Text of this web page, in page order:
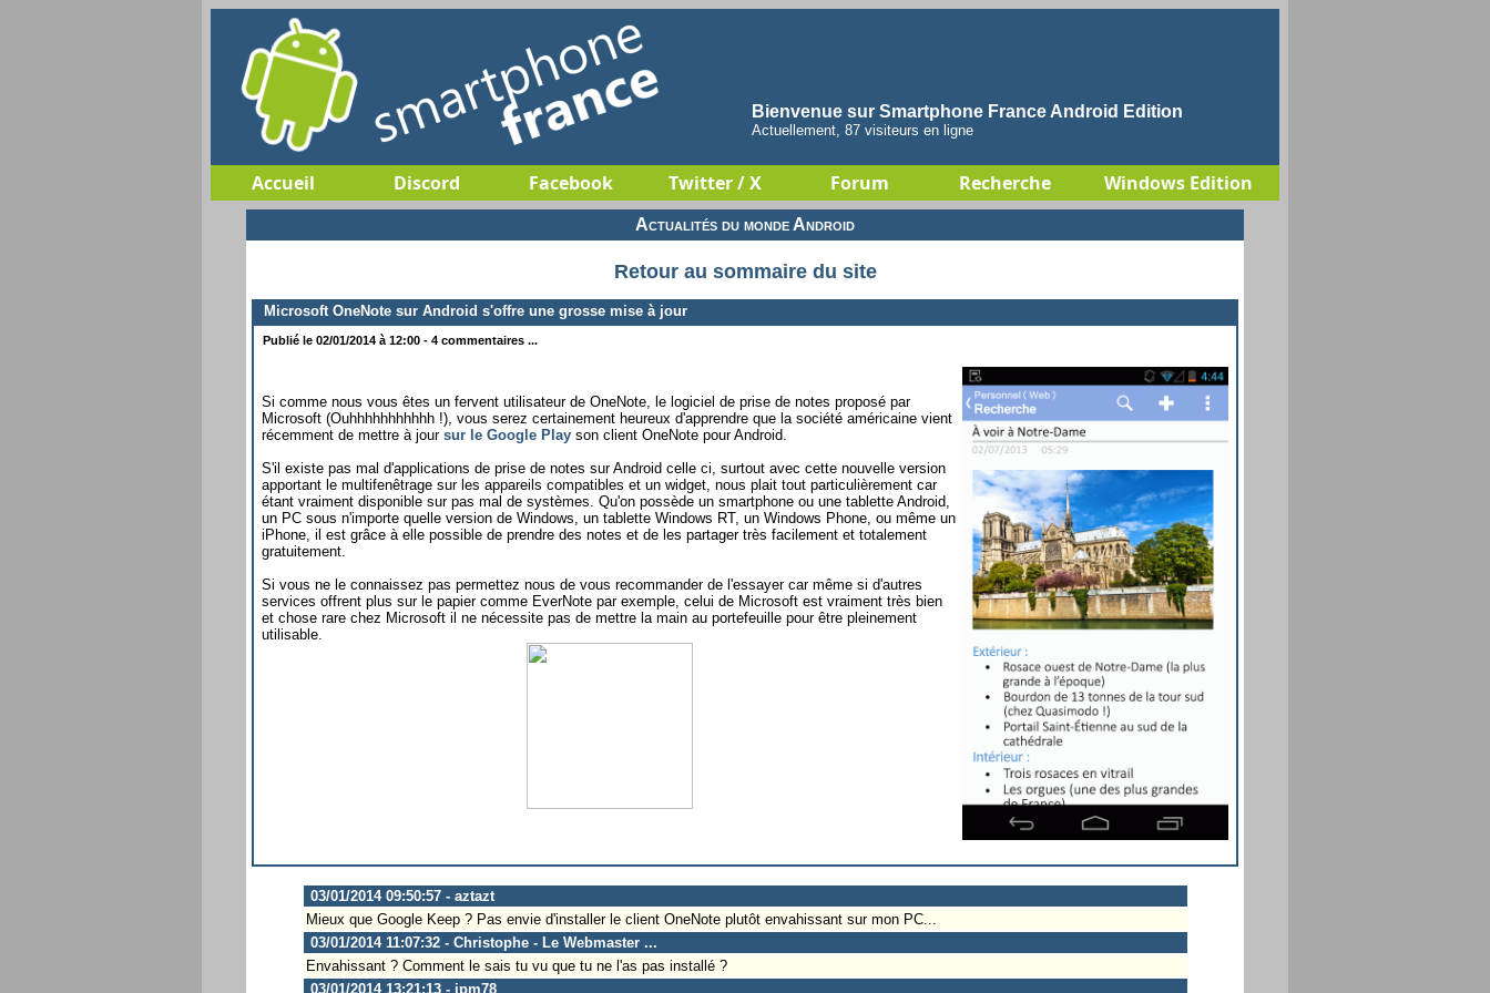
Bienvenue sur Smartphone France Android Edition
Actuellement, 87 visiteurs en ligne
Accueil Discord Facebook Twitter / X Forum Recherche Windows Edition
Actualités du monde Android
Retour au sommaire du site
Microsoft OneNote sur Android s'offre une grosse mise à jour
Publié le 02/01/2014 à 12:00 - 4 commentaires ...
Si comme nous vous êtes un fervent utilisateur de OneNote, le logiciel de prise de notes proposé par
Microsoft (Ouhhhhhhhhhhh !), vous serez certainement heureux d'apprendre que la société américaine vient
récemment de mettre à jour sur le Google Play son client OneNote pour Android.
S'il existe pas mal d'applications de prise de notes sur Android celle ci, surtout avec cette nouvelle version
apportant le multifenêtrage sur les appareils compatibles et un widget, nous plait tout particulièrement car
étant vraiment disponible sur pas mal de systèmes. Qu'on possède un smartphone ou une tablette Android,
un PC sous n'importe quelle version de Windows, un tablette Windows RT, un Windows Phone, ou même un
iPhone, il est grâce à elle possible de prendre des notes et de les partager très facilement et totalement
gratuitement.
Si vous ne le connaissez pas permettez nous de vous recommander de l'essayer car même si d'autres
services offrent plus sur le papier comme EverNote par exemple, celui de Microsoft est vraiment très bien
et chose rare chez Microsoft il ne nécessite pas de mettre la main au portefeuille pour être pleinement
utilisable.
03/01/2014 09:50:57 - aztazt
Mieux que Google Keep ? Pas envie d'installer le client OneNote plutôt envahissant sur mon PC...
03/01/2014 11:07:32 - Christophe - Le Webmaster ...
Envahissant ? Comment le sais tu vu que tu ne l'as pas installé ?
03/01/2014 13:21:13 - jpm78